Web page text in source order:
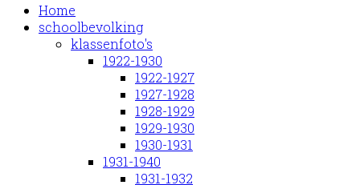
Home
schoolbevolking
klassenfoto's
1922-1930
1922-1927
1927-1928
1928-1929
1929-1930
1930-1931
1931-1940
1931-1932